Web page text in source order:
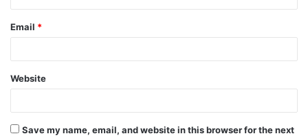
Email *
Website
Save my name, email, and website in this browser for the next